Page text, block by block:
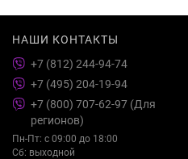
НАШИ КОНТАКТЫ
+7 (812) 244-94-74
+7 (495) 204-19-94
+7 (800) 707-62-97 (Для
регионов)
Пн-Пт: с 09:00 до 18:00
Сб: выходной